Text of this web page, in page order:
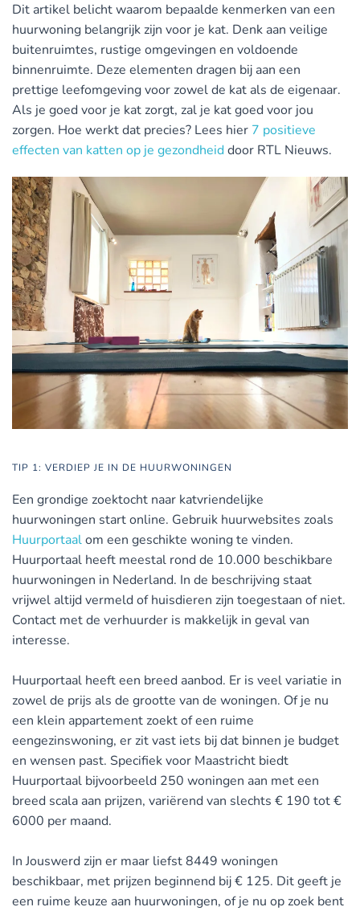
Dit artikel belicht waarom bepaalde kenmerken van een
huurwoning belangrijk zijn voor je kat. Denk aan veilige
buitenruimtes, rustige omgevingen en voldoende
binnenruimte. Deze elementen dragen bij aan een
prettige leefomgeving voor zowel de kat als de eigenaar.
Als je goed voor je kat zorgt, zal je kat goed voor jou
zorgen. Hoe werkt dat precies? Lees hier 7 positieve
effecten van katten op je gezondheiddoor RTL Nieuws.
TIP 1: VERDIEP JE IN DE HUURWONINGEN
Een grondige zoektocht naar katvriendelijke
huurwoningen start online. Gebruik huurwebsites zoals
Huurportaalom een geschikte woning te vinden.
Huurportaal heeft meestal rond de 10.000 beschikbare
huurwoningen in Nederland. In de beschrijving staat
vrijwel altijd vermeld of huisdieren zijn toegestaan of niet.
Contact met de verhuurder is makkelijk in geval van
interesse.
Huurportaal heeft een breed aanbod. Er is veel variatie in
zowel de prijs als de grootte van de woningen. Of je nu
een klein appartement zoekt of een ruime
eengezinswoning, er zit vast iets bij dat binnen je budget
en wensen past. Specifiek voor Maastricht biedt
Huurportaal bijvoorbeeld 250 woningen aan met een
breed scala aan prijzen, variërend van slechts € 190 tot €
6000 per maand.
In Jouswerd zijn er maar liefst 8449 woningen
beschikbaar, met prijzen beginnend bij € 125. Dit geeft je
een ruime keuze aan huurwoningen, of je nu op zoek bent